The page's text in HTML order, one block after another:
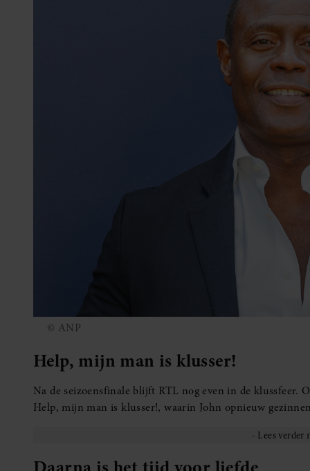
© ANP
Help, mijn man is klusser!
Na de seizoensfinale blijft RTL nog even in de klussfeer.
Help, mijn man is klusser!, waarin John opnieuw